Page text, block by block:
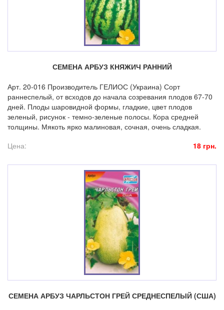
СЕМЕНА АРБУЗ КНЯЖИЧ РАННИЙ
Арт. 20-016 Производитель ГЕЛИОС (Украина) Сорт
раннеспелый, от всходов до начала созревания плодов 67-70
дней. Плоды шаровидной формы, гладкие, цвет плодов
зеленый, рисунок - темно-зеленые полосы. Кора средней
толщины. Мякоть ярко малиновая, сочная, очень сладкая.
Цена:
18 грн.
СЕМЕНА АРБУЗ ЧАРЛЬСТОН ГРЕЙ СРЕДНЕСПЕЛЫЙ (США)